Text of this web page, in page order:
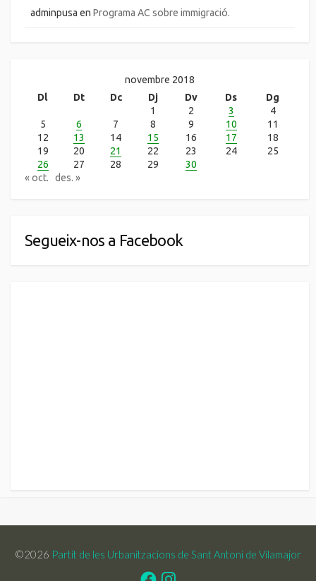
adminpusa en Programa AC sobre immigració.
novembre 2018
Dl
Dt Dc Dj Dv Ds
Dg
1
2 3
4
5
6 7 8 9 10
11
12
13 14 15 16 17
18
19
20 21 22 23 24
25
26
27 28 29
30
« oct.
des. »
Segueix-nos a Facebook
©2026 Partit de les Urbanitzacions de Sant Antoni de Vilamajor
FacebookInstagram